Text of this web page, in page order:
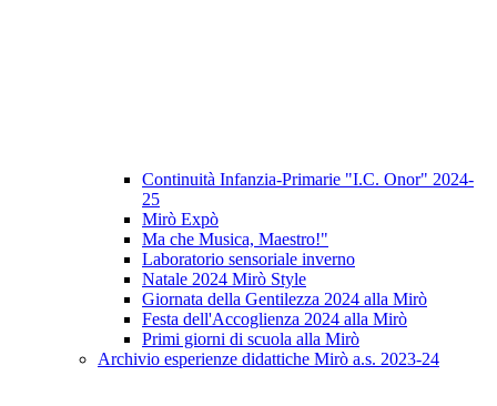
Continuità Infanzia-Primarie "I.C. Onor" 2024-
25
Mirò Expò
Ma che Musica, Maestro!"
Laboratorio sensoriale inverno
Natale 2024 Mirò Style
Giornata della Gentilezza 2024 alla Mirò
Festa dell'Accoglienza 2024 alla Mirò
Primi giorni di scuola alla Mirò
Archivio esperienze didattiche Mirò a.s. 2023-24